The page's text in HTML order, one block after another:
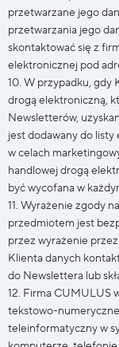
przetwarzane jego
przetwarzania jego
skontaktować się z
elektronicznej pod
10. W przypadku, gdy
drogą elektroniczną,
Newsletterów,
jest dodawany do listy
w celach
handlowej drogą
być wycofana w
11. Wyrażenie zgody
przedmiotem jest
przez wyrażenie
Klienta danych
do Newslettera lub
12. Firma CUMULUS
tekstowo-
teleinformatyczny w